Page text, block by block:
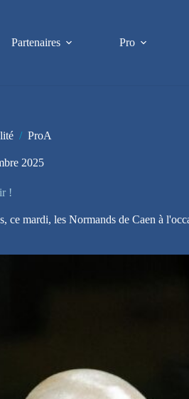
Partenaires Pro
/ ProA
2025
!
mardi, les Normands de Caen à